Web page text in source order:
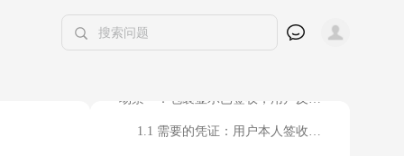
凭证要求
场景一：包裹显示已签收，用户反馈未收到
1.1 需要的凭证：用户本人签收的快递证明